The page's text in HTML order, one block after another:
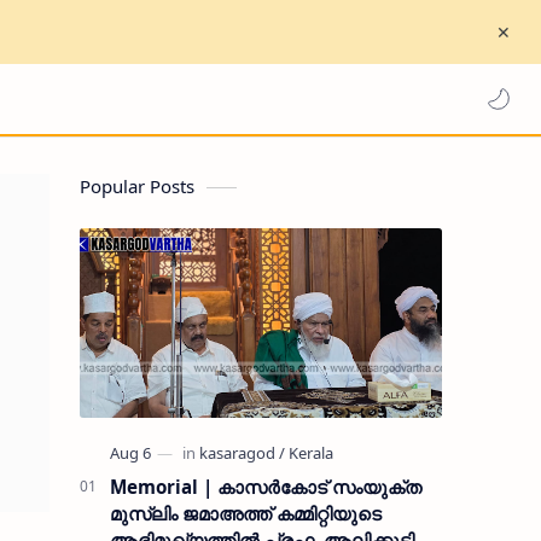
Popular Posts
Memorial | കാസർകോട് സംയുക്ത
മുസ്ലിം ജമാഅത്ത് കമ്മിറ്റിയുടെ